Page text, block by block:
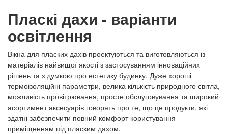
Пласкі дахи - варіанти
освітлення
Вікна для пласких дахів проектуються та виготовляються із
матеріалів найвищої якості з застосуванням інноваційних
рішень та з думкою про естетику будинку. Дуже хороші
термоізоляційні параметри, велика кількість природного світла,
можливість провітрювання, просте обслуговування та широкий
асортимент аксесуарів говорять про те, що це продукти, які
здатні забезпечити повний комфорт користування
приміщенням під пласким дахом.